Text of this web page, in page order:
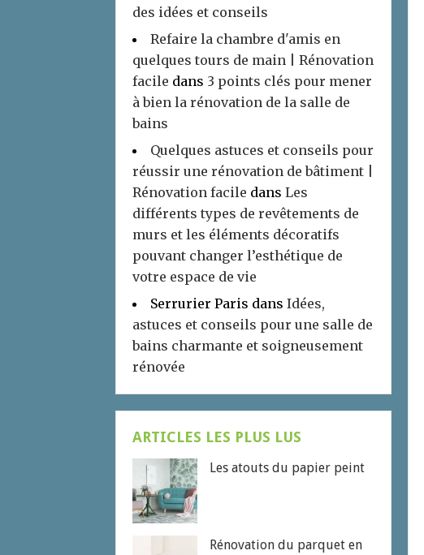
des idées et conseils
Refaire la chambre d'amis en
quelques tours de main | Rénovation
facile dans 3 points clés pour mener
à bien la rénovation de la salle de
bains
Quelques astuces et conseils pour
réussir une rénovation de bâtiment |
Rénovation facile dans Les
différents types de revêtements de
murs et les éléments décoratifs
pouvant changer l’esthétique de
votre espace de vie
Serrurier Paris dans Idées,
astuces et conseils pour une salle de
bains charmante et soigneusement
rénovée
ARTICLES LES PLUS LUS
Les atouts du papier peint
Rénovation du parquet en